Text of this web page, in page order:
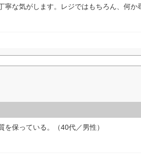
寧な気がします。レジではもちろん、何か
を保っている。（40代／男性）